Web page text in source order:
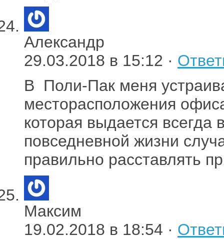
Александр
29.03.2018 в 15:12 ·
В Поли-Пак меня
месторасположения
которая выдается всегда
повседневной жизни
правильно расставлять
Максим
19.02.2018 в 18:54 ·